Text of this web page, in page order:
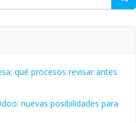
qué procesos revisar antes
nuevas posibilidades para